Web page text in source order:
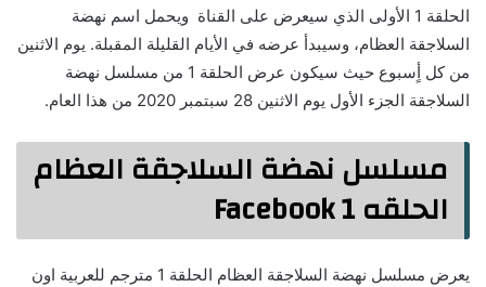
الحلقة 1 الأولى الذي سيعرض على القناة ويحمل اسم نهضة
السلاجقة العظام، وسيبدأ عرضه في الأيام القليلة المقبلة. يوم الاثنين
من كل أٍسبوع حيث سيكون عرض الحلقة 1 من مسلسل نهضة
السلاجقة الجزء الأول يوم الاثنين 28 سبتمبر 2020 من هذا العام.
مسلسل نهضة السلاجقة العظام
الحلقه 1 Facebook
يعرض مسلسل نهضة السلاجقة العظام الحلقة 1 مترجم للعربية اون